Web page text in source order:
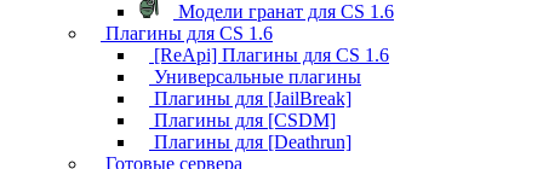
Модели гранат для CS 1.6
Плагины для CS 1.6
[ReApi] Плагины для CS 1.6
Универсальные плагины
Плагины для [JailBreak]
Плагины для [CSDM]
Плагины для [Deathrun]
Готовые сервера